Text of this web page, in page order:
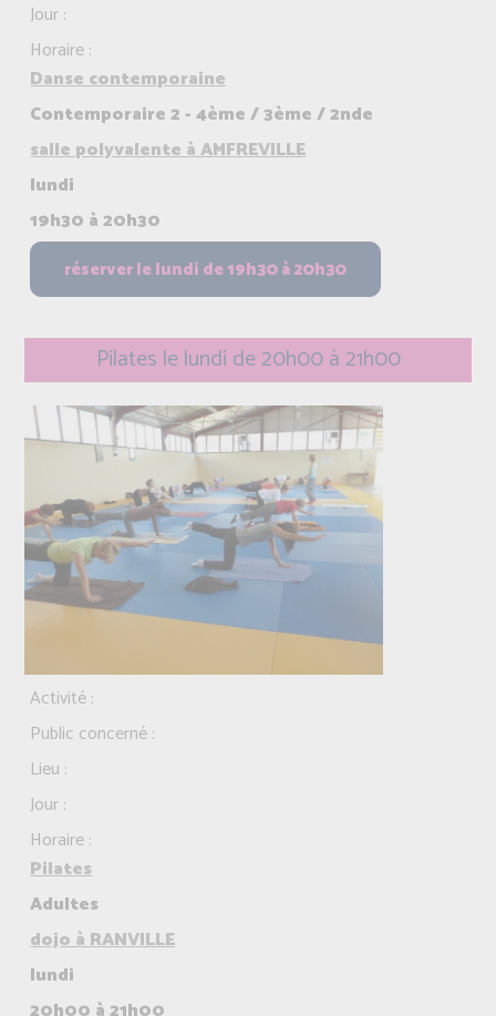
Jour :
Horaire :
Danse contemporaine
Contemporaire 2 - 4ème / 3ème / 2nde
salle polyvalente à AMFREVILLE
lundi
19h30 à 20h30
Pilates le lundi de 20h00 à 21h00
Activité :
Public concerné :
Lieu :
Jour :
Horaire :
Pilates
Adultes
dojo à RANVILLE
lundi